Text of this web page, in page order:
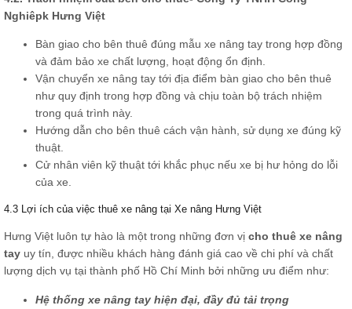
Nghiêpk Hưng Việt
Bàn giao cho bên thuê đúng mẫu xe nâng tay trong hợp đồng
và đảm bảo xe chất lượng, hoạt động ổn định.
Vận chuyển xe nâng tay tới địa điểm bàn giao cho bên thuê
như quy định trong hợp đồng và chịu toàn bộ trách nhiệm
trong quá trình này.
Hướng dẫn cho bên thuê cách vận hành, sử dụng xe đúng kỹ
thuật.
Cử nhân viên kỹ thuật tới khắc phục nếu xe bị hư hỏng do lỗi
của xe.
4.3 Lợi ích của việc thuê xe nâng tại Xe nâng Hưng Việt
Hưng Việt luôn tự hào là một trong những đơn vị cho thuê xe nâng
tay uy tín, được nhiều khách hàng đánh giá cao về chi phí và chất
lượng dịch vụ tại thành phố Hồ Chí Minh bởi những ưu điểm như:
Hệ thống xe nâng tay hiện đại, đầy đủ tải trọng